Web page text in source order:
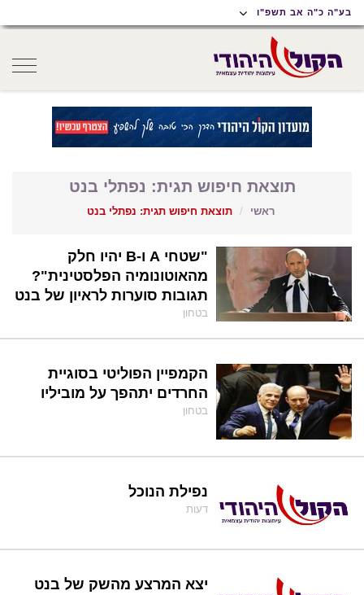
תפריט
נגישות
תפריט
ראשי
תוכן
ראשי
בע"ה כ"ה אב תשפ"ו
תוצאת חיפוש תגית: נפתלי בנט
ראשי תוצאת חיפוש תגית: נפתלי בנט
"שטחי A ו-B יהיו חלק
מהאוטונומיה הפלסטינית"?
תגובות סוערות לראיון של בנט
בטחון
הקמפיין הפוליטי בסוגיית
החרדים יתהפך על מוביליו
בטחון
נפילת הנוכל
דעות
יצא המרצע מהשק של בנט